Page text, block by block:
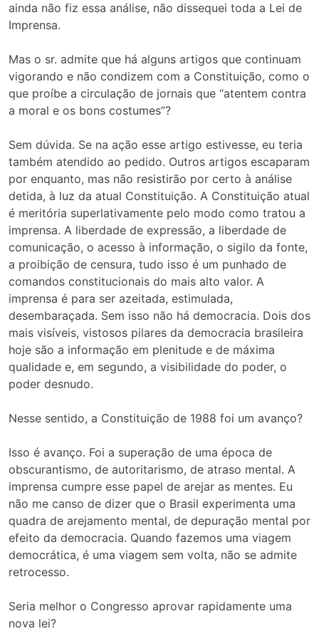
ainda não fiz essa análise, não dissequei toda a Lei de
Imprensa.
Mas o sr. admite que há alguns artigos que continuam
vigorando e não condizem com a Constituição, como o
que proíbe a circulação de jornais que “atentem contra
a moral e os bons costumes”?
Sem dúvida. Se na ação esse artigo estivesse, eu teria
também atendido ao pedido. Outros artigos escaparam
por enquanto, mas não resistirão por certo à análise
detida, à luz da atual Constituição. A Constituição atual
é meritória superlativamente pelo modo como tratou a
imprensa. A liberdade de expressão, a liberdade de
comunicação, o acesso à informação, o sigilo da fonte,
a proibição de censura, tudo isso é um punhado de
comandos constitucionais do mais alto valor. A
imprensa é para ser azeitada, estimulada,
desembaraçada. Sem isso não há democracia. Dois dos
mais visíveis, vistosos pilares da democracia brasileira
hoje são a informação em plenitude e de máxima
qualidade e, em segundo, a visibilidade do poder, o
poder desnudo.
Nesse sentido, a Constituição de 1988 foi um avanço?
Isso é avanço. Foi a superação de uma época de
obscurantismo, de autoritarismo, de atraso mental. A
imprensa cumpre esse papel de arejar as mentes. Eu
não me canso de dizer que o Brasil experimenta uma
quadra de arejamento mental, de depuração mental por
efeito da democracia. Quando fazemos uma viagem
democrática, é uma viagem sem volta, não se admite
retrocesso.
Seria melhor o Congresso aprovar rapidamente uma
nova lei?